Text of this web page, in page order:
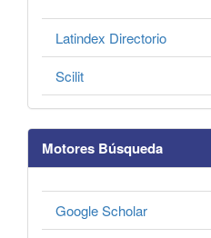
Latindex Directorio
Scilit
Motores Búsqueda
Google Scholar